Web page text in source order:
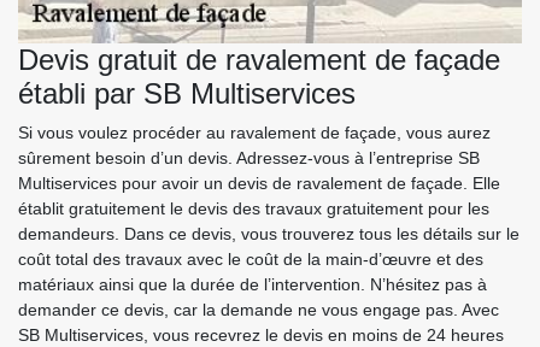
Devis gratuit de ravalement de façade
établi par SB Multiservices
Si vous voulez procéder au ravalement de façade, vous aurez
sûrement besoin d’un devis. Adressez-vous à l’entreprise SB
Multiservices pour avoir un devis de ravalement de façade. Elle
établit gratuitement le devis des travaux gratuitement pour les
demandeurs. Dans ce devis, vous trouverez tous les détails sur le
coût total des travaux avec le coût de la main-d’œuvre et des
matériaux ainsi que la durée de l’intervention. N’hésitez pas à
demander ce devis, car la demande ne vous engage pas. Avec
SB Multiservices, vous recevrez le devis en moins de 24 heures